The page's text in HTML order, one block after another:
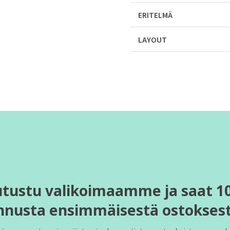
ERITELMÄ
LAYOUT
valikoimaamme ja saat
ensimmäisestä